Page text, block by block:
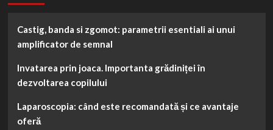
Castig, banda si zgomot: parametrii esentiali ai unui
amplificator de semnal
Invatarea prin joaca. Importanta grădiniței în
dezvoltarea copilului
Laparoscopia: când este recomandată și ce avantaje
oferă